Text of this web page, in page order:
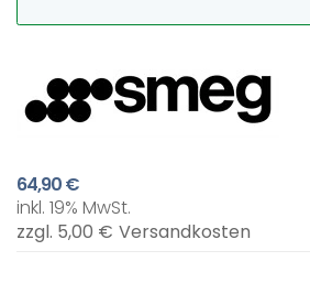
64,90 €
inkl. 19% MwSt.
zzgl. 5,00 € Versandkosten